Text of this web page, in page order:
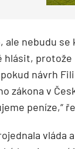
ale nebudu se
hlásit, protože
návrh
zákona v
peníze,“
vláda